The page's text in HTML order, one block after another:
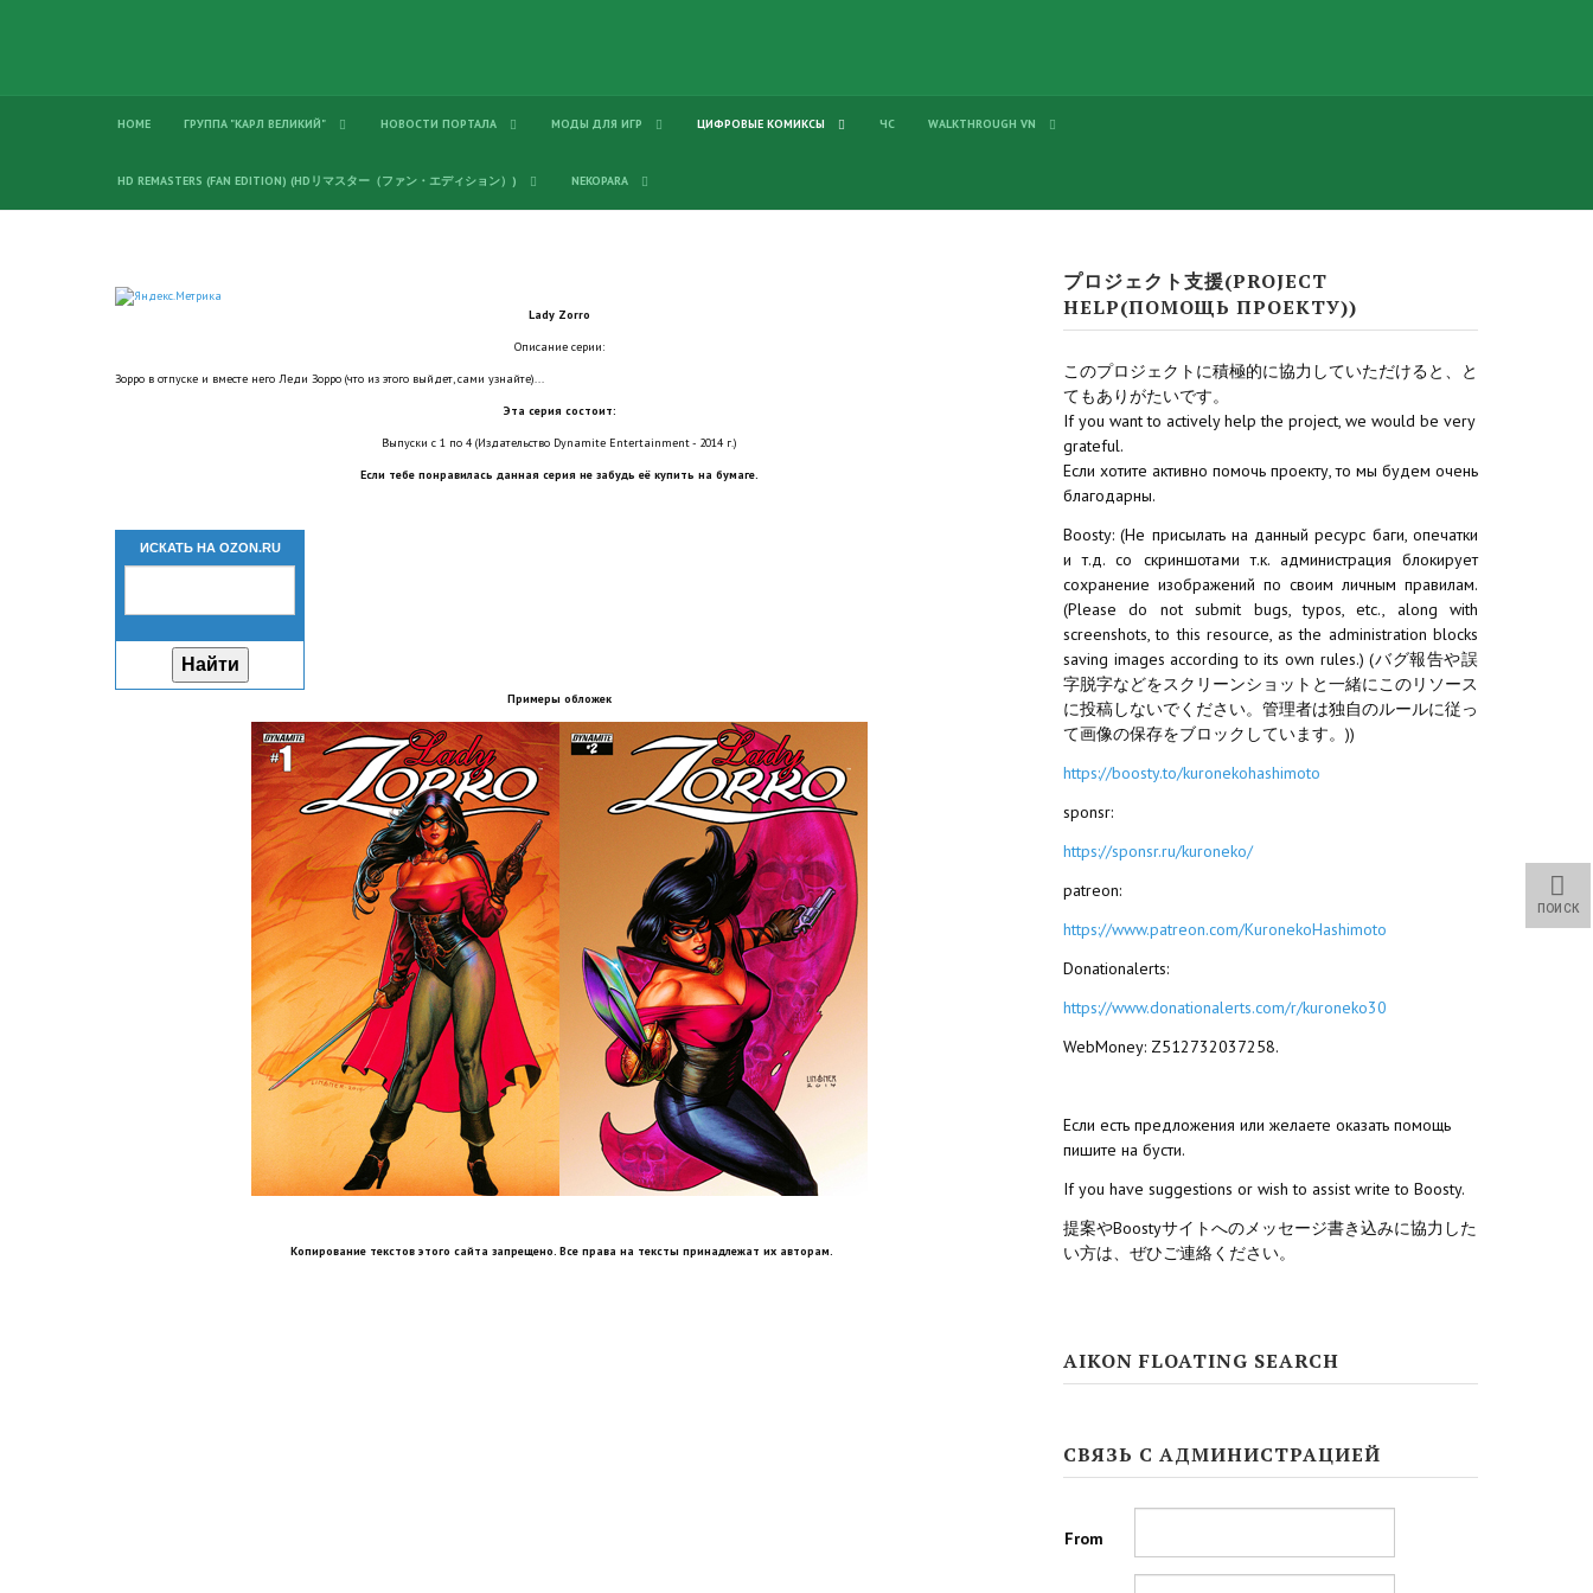
HOME ГРУППА "КАРЛ ВЕЛИКИЙ" НОВОСТИ ПОРТАЛА МОДЫ ДЛЯ ИГР ЦИФРОВЫЕ КОМИКСЫ ЧС WALKTHROUGH VN
HD REMASTERS (FAN EDITION) (HDリマスター（ファン・エディション）) NEKOPARA
Lady Zorro
Описание серии:
Зорро в отпуске и вместе него Леди Зорро (что из этого выйдет, сами узнайте)...
Эта серия состоит:
Выпуски с 1 по 4 (Издательство Dynamite Entertainment - 2014 г.)
Если тебе понравилась данная серия не забудь её купить на бумаге.
ИСКАТЬ НА OZON.RU
Примеры обложек
Копирование текстов этого сайта запрещено. Все права на тексты принадлежат их авторам.
プロジェクト支援(PROJECT
HELP(ПОМОЩЬ ПРОЕКТУ))
このプロジェクトに積極的に協力していただけると、と
てもありがたいです。
If you want to actively help the project, we would be very
grateful.
Если хотите активно помочь проекту, то мы будем очень
благодарны.
Boosty: (Не присылать на данный ресурс баги, опечатки
и т.д. со скриншотами т.к. администрация блокирует
сохранение изображений по своим личным правилам.
(Please do not submit bugs, typos, etc., along with
screenshots, to this resource, as the administration blocks
saving images according to its own rules.) (バグ報告や誤
字脱字などをスクリーンショットと一緒にこのリソース
に投稿しないでください。管理者は独自のルールに従っ
て画像の保存をブロックしています。))
https://boosty.to/kuronekohashimoto
sponsr:
https://sponsr.ru/kuroneko/
patreon:
https://www.patreon.com/KuronekoHashimoto
Donationalerts:
https://www.donationalerts.com/r/kuroneko30
WebMoney: Z512732037258.
Если есть предложения или желаете оказать помощь
пишите на бусти.
If you have suggestions or wish to assist write to Boosty.
提案やBoostyサイトへのメッセージ書き込みに協力した
い方は、ぜひご連絡ください。
AIKON FLOATING SEARCH
ПОИСК
СВЯЗЬ С АДМИНИСТРАЦИЕЙ
From